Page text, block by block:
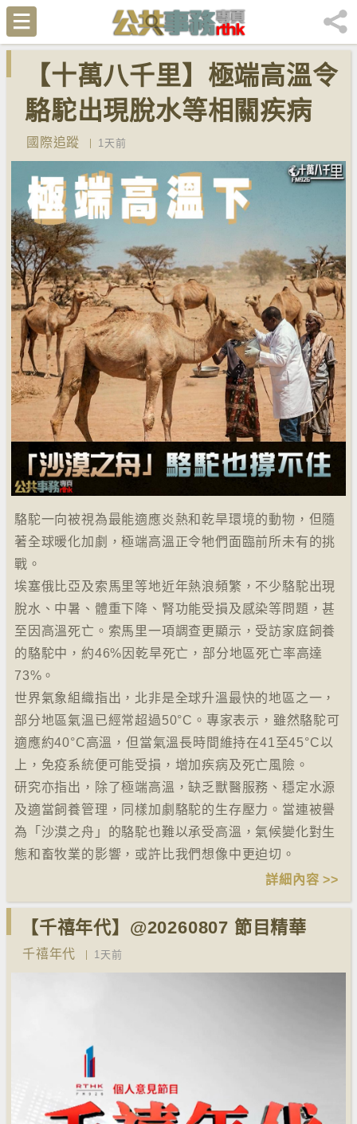
【十萬八千里】極端高溫令
駱駝出現脫水等相關疾病
國際追蹤 1天前
駱駝一向被視為最能適應炎熱和乾旱環境的動物，但隨
著全球暖化加劇，極端高溫正令牠們面臨前所未有的挑
戰。
埃塞俄比亞及索馬里等地近年熱浪頻繁，不少駱駝出現
脫水、中暑、體重下降、腎功能受損及感染等問題，甚
至因高溫死亡。索馬里一項調查更顯示，受訪家庭飼養
的駱駝中，約46%因乾旱死亡，部分地區死亡率高達
73%。
世界氣象組織指出，北非是全球升溫最快的地區之一，
部分地區氣溫已經常超過50°C。專家表示，雖然駱駝可
適應約40°C高溫，但當氣溫長時間維持在41至45°C以
上，免疫系統便可能受損，增加疾病及死亡風險。
研究亦指出，除了極端高溫，缺乏獸醫服務、穩定水源
及適當飼養管理，同樣加劇駱駝的生存壓力。當連被譽
為「沙漠之舟」的駱駝也難以承受高溫，氣候變化對生
態和畜牧業的影響，或許比我們想像中更迫切。
詳細內容 >>
【千禧年代】@20260807 節目精華
千禧年代 1天前